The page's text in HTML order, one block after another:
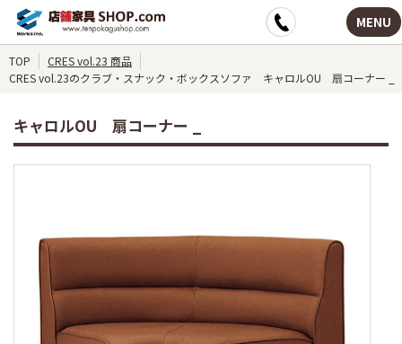
MENU
TOP
CRES vol.23 商品
CRES vol.23のクラブ・スナック・ボックスソファ キャロルOU 扇コーナー _
キャロルOU 扇コーナー _